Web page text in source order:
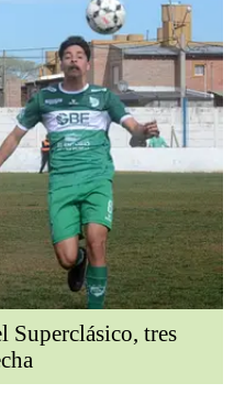
Superclásico, tres